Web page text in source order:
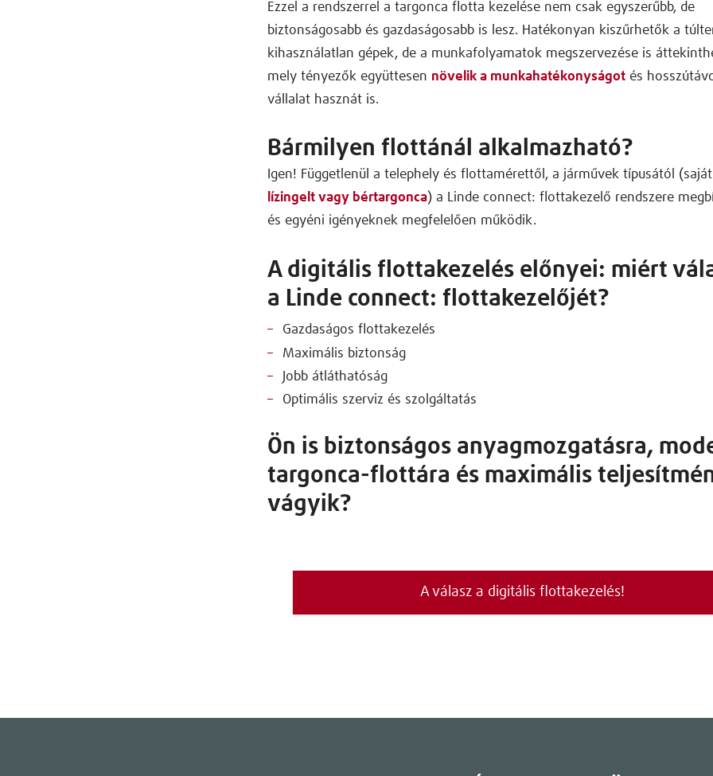
Ezzel a rendszerrel a targonca flotta kezelése nem csak egyszerűbb, de
biztonságosabb és gazdaságosabb is lesz. Hatékonyan kiszűrhetők a
kihasználatlan gépek, de a munkafolyamatok megszervezése is
mely tényezők együttesen növelik a munkahatékonyságot és
vállalat hasznát is.
Bármilyen flottánál alkalmazható?
Igen! Függetlenül a telephely és flottamérettől, a járművek típusától
lízingelt vagy bértargonca) a Linde connect: flottakezelő rendszere
és egyéni igényeknek megfelelően működik.
A digitális flottakezelés előnyei: miért
a Linde connect: flottakezelőjét?
Gazdaságos flottakezelés
Maximális biztonság
Jobb átláthatóság
Optimális szerviz és szolgáltatás
Ön is biztonságos anyagmozgatásra,
targonca-flottára és maximális
vágyik?
A válasz a digitális flottakezelés!